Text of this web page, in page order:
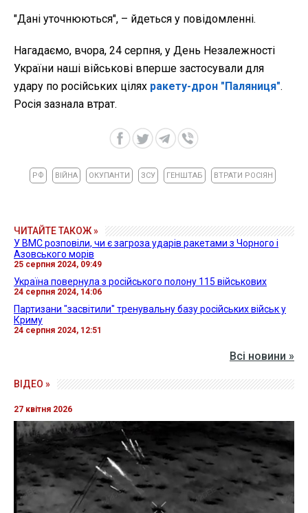
"Дані уточнюються", – йдеться у повідомленні.
Нагадаємо, вчора, 24 серпня, у День Незалежності
України наші військові вперше застосували для
удару по російських цілях ракету-дрон "Паляниця".
Росія зазнала втрат.
РФ ВІЙНА ОКУПАНТИ ЗСУ ГЕНШТАБ ВТРАТИ РОСІЯН
ЧИТАЙТЕ ТАКОЖ »
У ВМС розповіли, чи є загроза ударів ракетами з Чорного і
Азовського морів
25 серпня 2024, 09:49
Україна повернула з російського полону 115 військових
24 серпня 2024, 14:06
Партизани "засвітили" тренувальну базу російських військ у
Криму
24 серпня 2024, 12:51
Всі новини »
ВІДЕО »
27 квітня 2026